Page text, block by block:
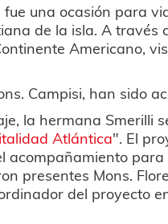
una ocasión para
de la isla. A través
Americano,
Campisi, han sido
la hermana Smerilli
Atlántica". El
acompañamiento
presentes Mons.
del proyecto